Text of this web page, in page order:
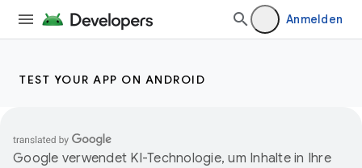
Anmelden
TEST YOUR APP ON ANDROID
Google verwendet KI-Technologie, um Inhalte in Ihre